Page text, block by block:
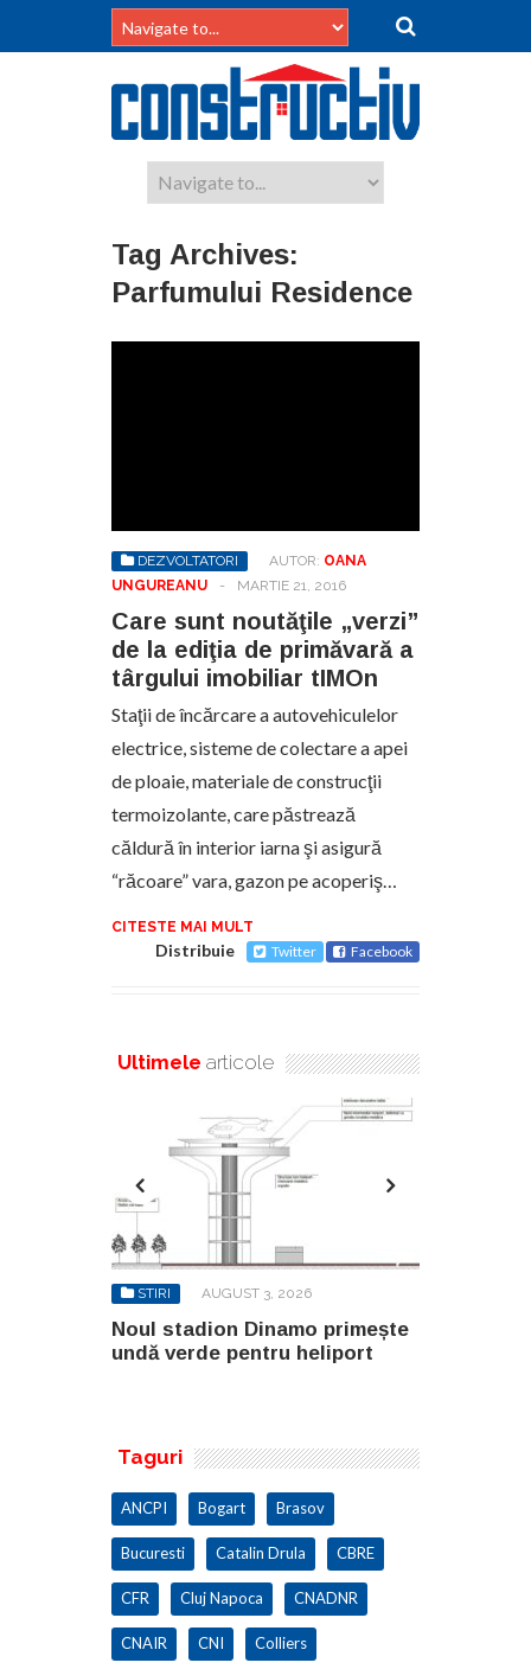
Tag Archives:
Parfumului Residence
DEZVOLTATORI AUTOR: OANA
UNGUREANU
- MARTIE 21, 2016
Care sunt noutăţile „verzi”
de la ediţia de primăvară a
târgului imobiliar tIMOn
Staţii de încărcare a autovehiculelor
electrice, sisteme de colectare a apei
de ploaie, materiale de construcţii
termoizolante, care păstrează
căldură în interior iarna şi asigură
“răcoare” vara, gazon pe acoperiş…
CITESTE MAI MULT
Distribuie Twitter Facebook
Ultimele articole
STIRI AUGUST 3, 2026
Noul stadion Dinamo primește
undă verde pentru heliport
Taguri
ANCPI Bogart Brasov
Bucuresti Catalin Drula CBRE
CFR Cluj Napoca CNADNR
CNAIR CNI Colliers